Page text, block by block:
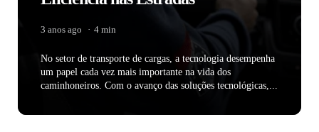
3 anos ago 4 min
No setor de transporte de cargas, a tecnologia desempenha
um papel cada vez mais importante na vida dos
caminhoneiros. Com o avanço das soluções tecnológicas,...